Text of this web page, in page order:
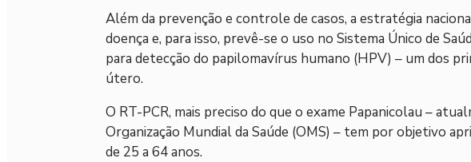
Além da prevenção e controle de casos, a estratégia
doença e, para isso, prevê-se o uso no Sistema Único de
para detecção do papilomavírus humano (HPV) – um dos
útero.
O RT-PCR, mais preciso do que o exame Papanicolau –
Organização Mundial da Saúde (OMS) – tem por objetivo
de 25 a 64 anos.